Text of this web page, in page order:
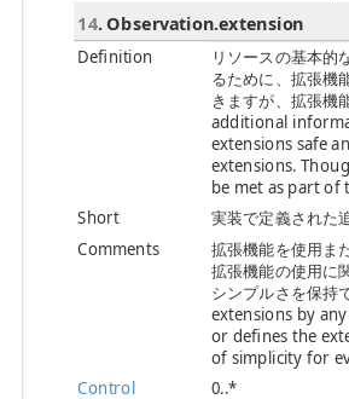
14. Observation.extension
Definition
リソースの基本的
るために、拡張機
きますが、拡張
additional
extensions safe
extensions.
be met as part
Short
実装で定義され
Comments
拡張機能を使用ま
拡張機能の使用に
シンプルさを保
extensions by
or defines the
of simplicity for
Control
0..*